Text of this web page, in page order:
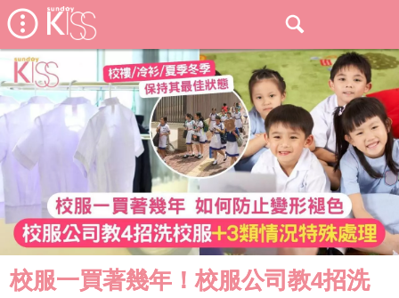
校服一買著幾年！校服公司教4招洗